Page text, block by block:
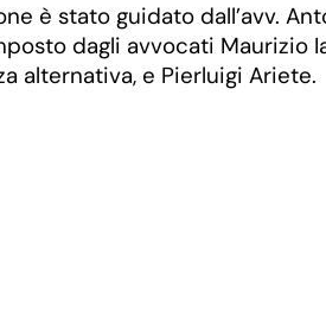
è stato guidato dall’avv.
dagli avvocati Maurizio
alternativa, e Pierluigi Ariete.